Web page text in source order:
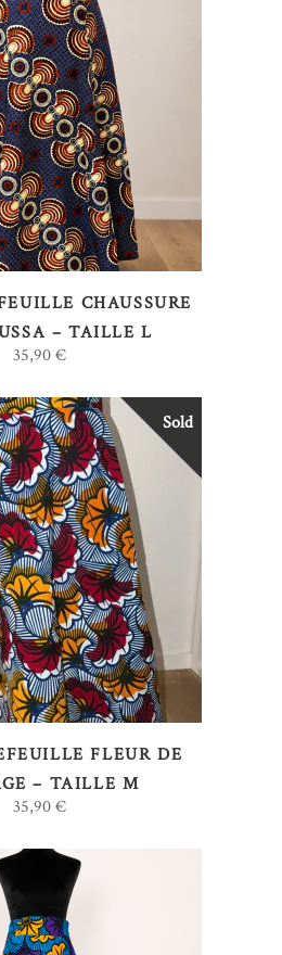
AU PANIER
CHAUSSURE
– TAILLE L
35,90€
Sold
LA SUITE
FLEUR DE
– TAILLE M
35,90€